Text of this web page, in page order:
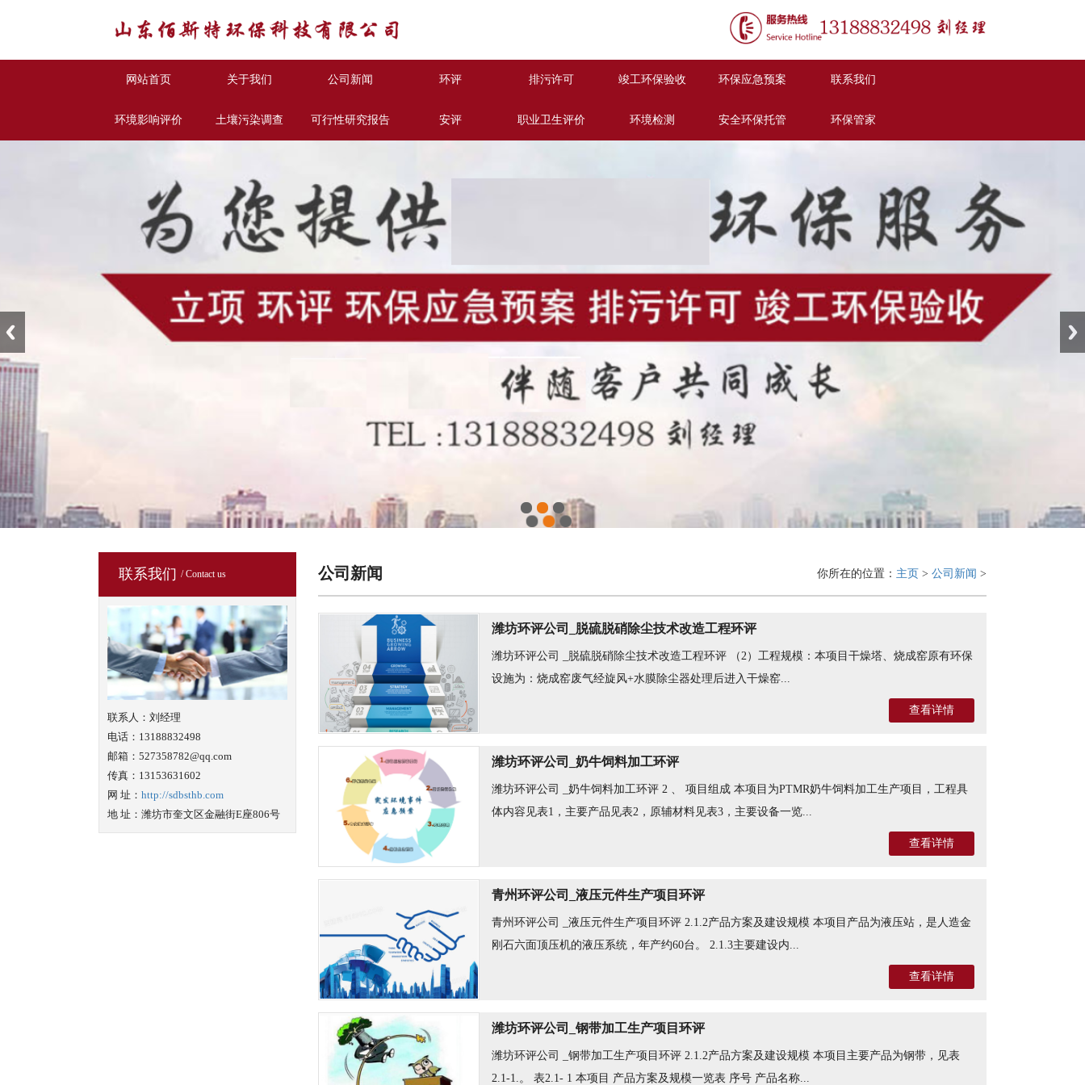
网站首页 关于我们 公司新闻 环评 排污许可 竣工环保验收 环保应急预案 联系我们
环境影响评价 土壤污染调查 可行性研究报告 安评 职业卫生评价 环境检测 安全环保托管 环保管家
1 2 3
联系我们 / Contact us
联系人：刘经理
电话：13188832498
邮箱：527358782@qq.com
传真：13153631602
网 址： http://sdbsthb.com
地 址：潍坊市奎文区金融街E座806号
公司新闻 你所在的位置： 主页 > 公司新闻 >
潍坊环评公司_脱硫脱硝除尘技术改造工程环评
潍坊环评公司 _脱硫脱硝除尘技术改造工程环评 （2）工程规模：本项目干燥塔、烧成窑原有环保
设施为：烧成窑废气经旋风+水膜除尘器处理后进入干燥窑...
查看详情
潍坊环评公司_奶牛饲料加工环评
潍坊环评公司 _奶牛饲料加工环评 2 、 项目组成 本项目为PTMR奶牛饲料加工生产项目，工程具
体内容见表1，主要产品见表2，原辅材料见表3，主要设备一览...
查看详情
青州环评公司_液压元件生产项目环评
青州环评公司 _液压元件生产项目环评 2.1.2产品方案及建设规模 本项目产品为液压站，是人造金
刚石六面顶压机的液压系统，年产约60台。 2.1.3主要建设内...
查看详情
潍坊环评公司_钢带加工生产项目环评
潍坊环评公司 _钢带加工生产项目环评 2.1.2产品方案及建设规模 本项目主要产品为钢带，见表
2.1-1.。 表2.1- 1 本项目 产品方案及规模一览表 序号 产品名称...